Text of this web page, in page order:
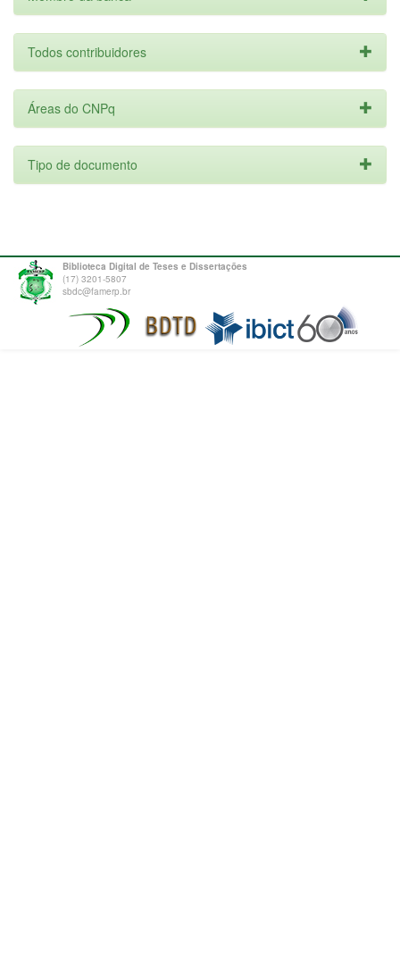
Todos contribuidores
Áreas do CNPq
Tipo de documento
Biblioteca Digital de Teses e Dissertações
(17) 3201-5807
sbdc@famerp.br